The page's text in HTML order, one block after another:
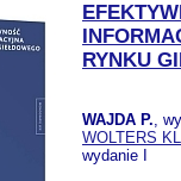
RYNKU
WAJDA P.,
WOLTERS
wydanie I